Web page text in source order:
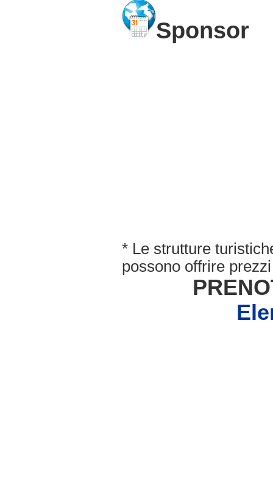
Sponsor
* Le strutture
possono offrire